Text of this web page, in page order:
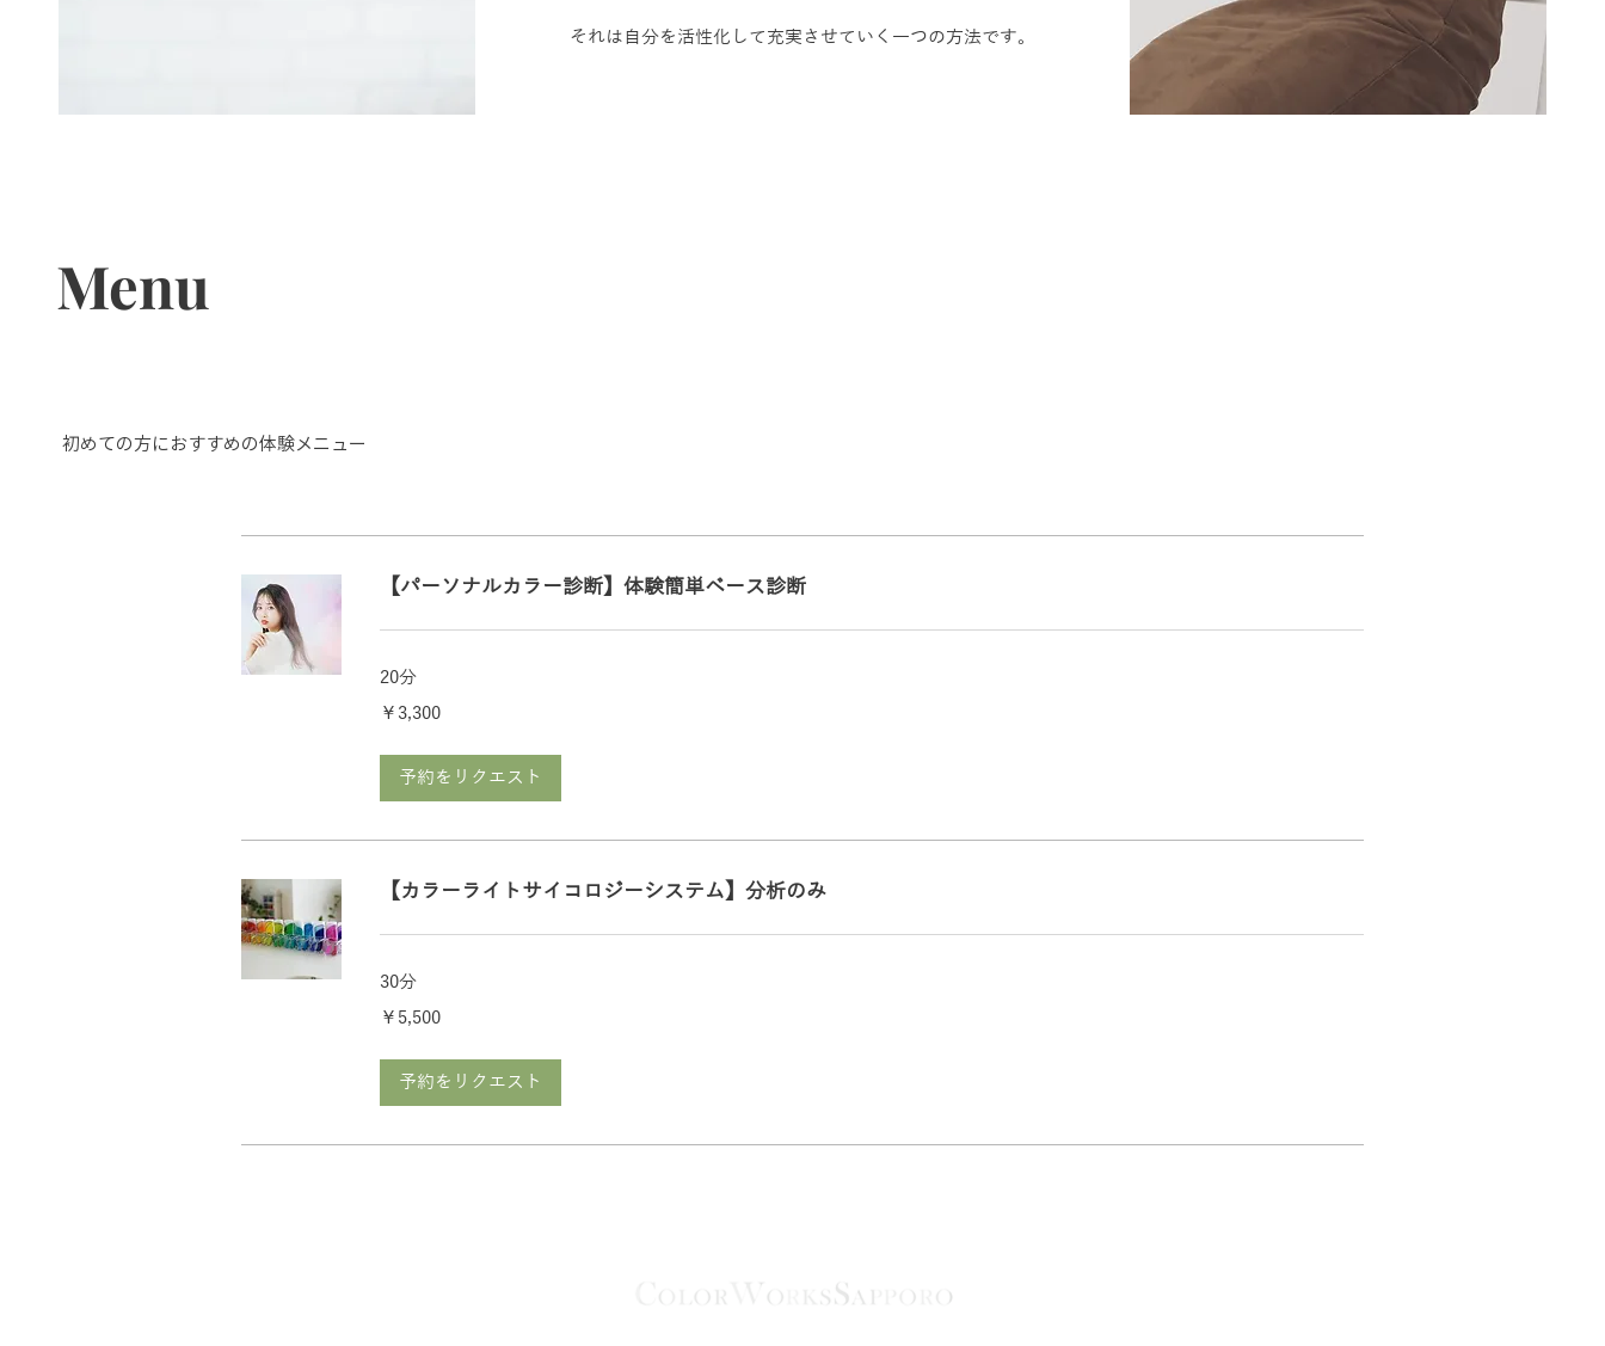
それは自分を活性化して充実させていく一つの方法です。
Menu
​初めての方におすすめの体験メニュー
【パーソナルカラー診断】体験簡単ベース診断
20分
円
￥3,300
予約をリクエスト
【カラーライトサイコロジーシステム】分析のみ
30分
円
￥5,500
予約をリクエスト